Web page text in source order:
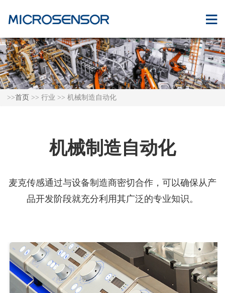
>>首页 >> 行业 >> 机械制造自动化
机械制造自动化
麦克传感通过与设备制造商密切合作，可以确保从产
品开发阶段就充分利用其广泛的专业知识。